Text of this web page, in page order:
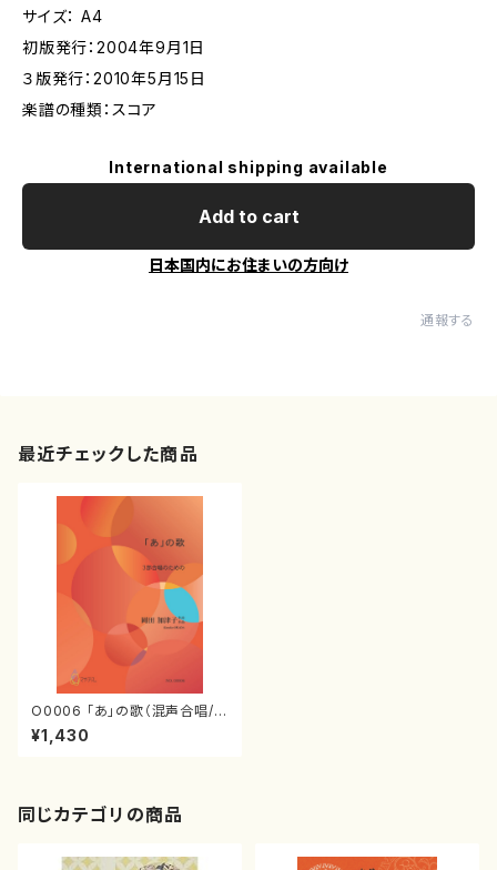
サイズ： A4
初版発行：2004年9月1日
３版発行：2010年5月15日
楽譜の種類：スコア
International shipping available
Add to cart
日本国内にお住まいの方向け
通報する
最近チェックした商品
O0006 「あ」の歌（混声合唱/岡
田加津子/楽譜）
¥1,430
同じカテゴリの商品